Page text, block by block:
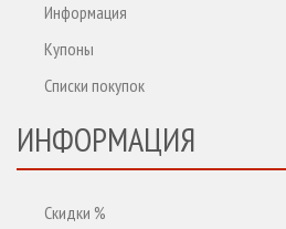
Информация
Купоны
Списки покупок
ИНФОРМАЦИЯ
Скидки %